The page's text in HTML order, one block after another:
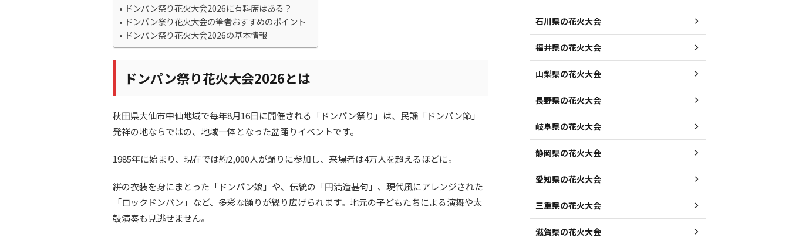
ドンパン祭り花火大会2026に有料席はある？
ドンパン祭り花火大会の筆者おすすめのポイント
ドンパン祭り花火大会2026の基本情報
ドンパン祭り花火大会2026とは
秋田県大仙市中仙地域で毎年8月16日に開催される「ドンパン祭り」は、民謡「ドンパン節」
発祥の地ならではの、地域一体となった盆踊りイベントです。
1985年に始まり、現在では約2,000人が踊りに参加し、来場者は4万人を超えるほどに。
絣の衣装を身にまとった「ドンパン娘」や、伝統の「円満造甚句」、現代風にアレンジされた
「ロックドンパン」など、多彩な踊りが繰り広げられます。地元の子どもたちによる演舞や太
鼓演奏も見逃せません。
石川県の花火大会
福井県の花火大会
山梨県の花火大会
長野県の花火大会
岐阜県の花火大会
静岡県の花火大会
愛知県の花火大会
三重県の花火大会
滋賀県の花火大会